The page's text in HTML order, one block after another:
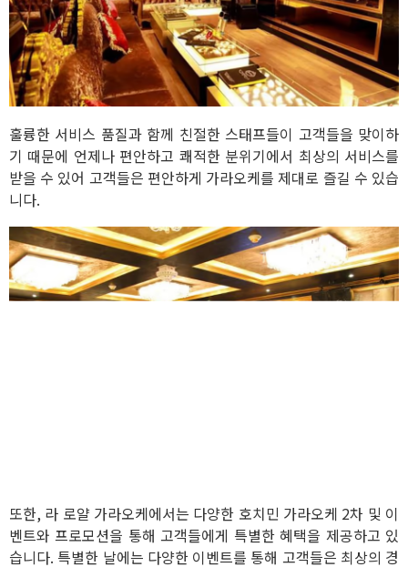
훌륭한 서비스 품질과 함께 친절한 스태프들이 고객들을 맞이하
기 때문에 언제나 편안하고 쾌적한 분위기에서 최상의 서비스를
받을 수 있어 고객들은 편안하게 가라오케를 제대로 즐길 수 있습
니다.
또한, 라 로얄 가라오케에서는 다양한 호치민 가라오케 2차 및 이
벤트와 프로모션을 통해 고객들에게 특별한 혜택을 제공하고 있
습니다. 특별한 날에는 다양한 이벤트를 통해 고객들은 최상의 경